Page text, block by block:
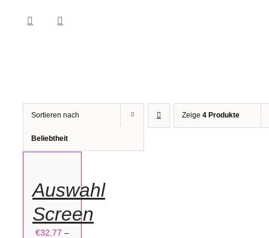
Sortieren nach
Beliebtheit
Zeige 4 Produkte
DIESES
PRODUKT
WEIST
VARIANTEN
AUF.
AUF
DER
PRODUKTSEITE
GEWÄHLT
WERDEN
Auswahl
Screen
€32,77 –